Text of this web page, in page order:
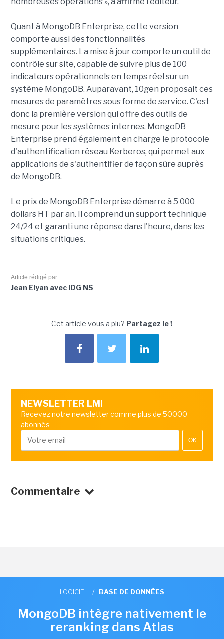
Quant à MongoDB Enterprise, cette version
comporte aussi des fonctionnalités
supplémentaires. La mise à jour comporte un outil de
contrôle sur site, capable de suivre plus de 100
indicateurs opérationnels en temps réel sur un
système MongoDB. Auparavant, 10gen proposait ces
mesures de paramètres sous forme de service. C'est
donc la première version qui offre des outils de
mesure pour les systèmes internes. MongoDB
Enterprise prend également en charge le protocole
d'authentification réseau Kerberos, qui permet aux
applications de s'authentifier de façon sûre auprès
de MongoDB.
Le prix de MongoDB Enterprise démarre à 5 000
dollars HT par an. Il comprend un support technique
24/24 et garanti une réponse dans l'heure, dans les
situations critiques.
Article rédigé par
Jean Elyan avec IDG NS
Cet article vous a plu? Partagez le !
NEWSLETTER LMI
Recevez notre newsletter comme plus de 50000
abonnés
OK
Commentaire
LOGICIEL / BASE DE DONNÉES
MongoDB intègre nativement le
reranking dans Atlas